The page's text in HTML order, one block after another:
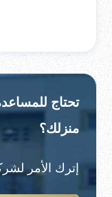
تحتاج
منزلك؟
إترك الأمر